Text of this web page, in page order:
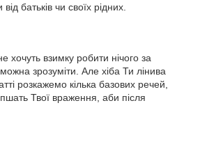
батьків чи своїх рідних.
хочуть взимку робити нічого за
зрозуміти. Але хіба Ти лінива
розкажемо кілька базових речей,
Твої враження, аби після